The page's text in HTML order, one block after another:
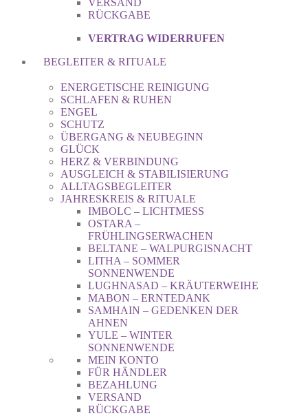
VERSAND
RÜCKGABE
VERTRAG WIDERRUFEN
BEGLEITER & RITUALE
ENERGETISCHE REINIGUNG
SCHLAFEN & RUHEN
ENGEL
SCHUTZ
ÜBERGANG & NEUBEGINN
GLÜCK
HERZ & VERBINDUNG
AUSGLEICH & STABILISIERUNG
ALLTAGSBEGLEITER
JAHRESKREIS & RITUALE
IMBOLC – LICHTMESS
OSTARA –
FRÜHLINGSERWACHEN
BELTANE – WALPURGISNACHT
LITHA – SOMMER
SONNENWENDE
LUGHNASAD – KRÄUTERWEIHE
MABON – ERNTEDANK
SAMHAIN – GEDENKEN DER
AHNEN
YULE – WINTER
SONNENWENDE
MEIN KONTO
FÜR HÄNDLER
BEZAHLUNG
VERSAND
RÜCKGABE